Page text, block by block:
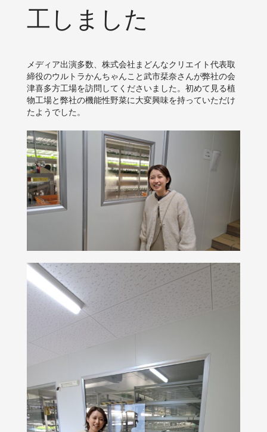
工しました
メディア出演多数、株式会社まどんなクリエイト代表取
締役のウルトラかんちゃんこと武市栞奈さんが弊社の会
津喜多方工場を訪問してくださいました。初めて見る植
物工場と弊社の機能性野菜に大変興味を持っていただけ
たようでした。